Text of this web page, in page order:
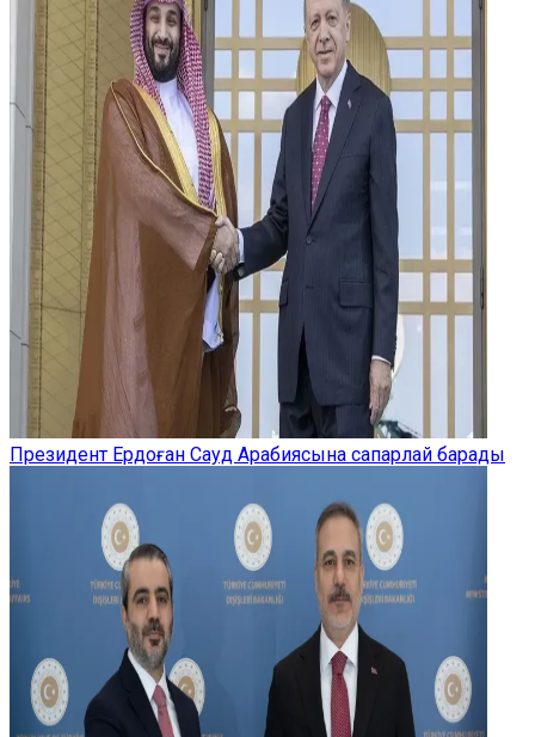
Президент Ердоған Сауд Арабиясына сапарлай барады